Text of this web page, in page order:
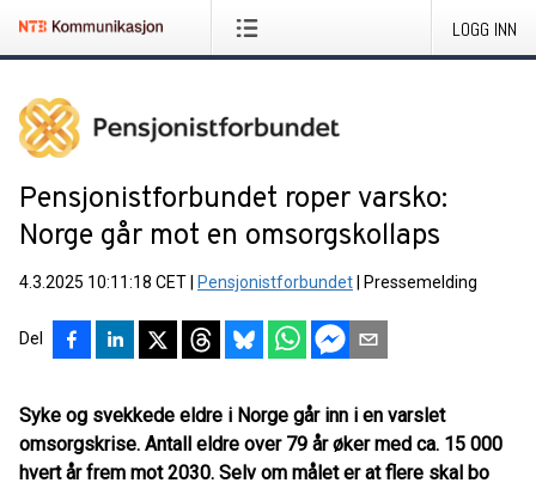
LOGG INN
Pensjonistforbundet roper varsko:
Norge går mot en omsorgskollaps
4.3.2025 10:11:18 CET Pensjonistforbundet Pressemelding
Del
Syke og svekkede eldre i Norge går inn i en varslet
omsorgskrise. Antall eldre over 79 år øker med ca. 15 000
hvert år frem mot 2030. Selv om målet er at flere skal bo